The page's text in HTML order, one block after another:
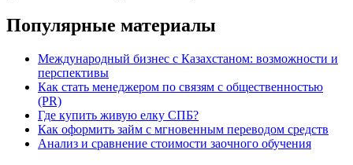
Популярные материалы
Международный бизнес с Казахстаном: возможности и
перспективы
Как стать менеджером по связям с общественностью
(PR)
Где купить живую елку СПБ?
Как оформить займ с мгновенным переводом средств
Анализ и сравнение стоимости заочного обучения